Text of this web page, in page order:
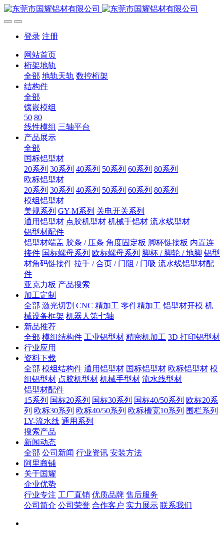
登录 注册
网站首页
桁架地轨
全部 地轨天轨 数控桁架
结构件
全部
镶嵌模组
50 80
线性模组 三轴平台
产品展示
全部
国标铝型材
20系列 30系列 40系列 50系列 60系列 80系列
欧标铝型材
20系列 30系列 40系列 50系列 60系列 80系列
模组铝型材
美规系列 GY-M系列 关电开关系列
通用铝型材 点胶机型材 机械手铝材 流水线型材
铝型材配件
铝型材端盖 胶条 / 压条 角度固定板 脚杯链接板 内置连
接件 国标螺母系列 欧标螺母系列 脚杯 / 脚轮 / 地脚 铝型
材角码链接件 拉手 / 合页 / 门阻 / 门吸 流水线铝型材配
件
亚克力板 产品搜索
加工定制
全部 激光切割 CNC 精加工 零件精加工 铝型材开模 机
械设备框架 机器人第七轴
新品推荐
全部 模组结构件 工业铝型材 精密机加工 3D 打印铝型材
行业应用
资料下载
全部 模组结构件 通用铝型材 国标铝型材 欧标铝型材 模
组铝型材 点胶机型材 机械手型材 流水线型材
铝型材配件
15系列 国标20系列 国标30系列 国标40/50系列 欧标20系
列 欧标30系列 欧标40/50系列 欧标槽宽10系列 围栏系列
LY-流水线 通用系列
搜索产品
新闻动态
全部 公司新闻 行业资讯 安装方法
阿里商铺
关于国耀
企业优势
行业专注 工厂直销 优质品牌 售后服务
公司简介 公司荣誉 合作客户 实力展示 联系我们